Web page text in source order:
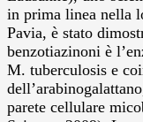
in prima linea nella
Pavia, è stato
benzotiazinoni è
M. tuberculosis e
parete cellulare